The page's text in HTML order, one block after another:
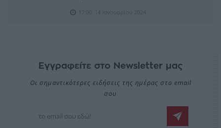
Εγγραφείτε στο Newsletter μας
Οι σημαντικότερες ειδήσεις της ημέρας στο email
σου